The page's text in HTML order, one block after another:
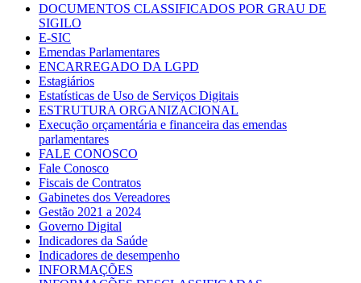
DOCUMENTOS CLASSIFICADOS POR GRAU DE
SIGILO
E-SIC
Emendas Parlamentares
ENCARREGADO DA LGPD
Estagiários
Estatísticas de Uso de Serviços Digitais
ESTRUTURA ORGANIZACIONAL
Execução orçamentária e financeira das emendas
parlamentares
FALE CONOSCO
Fale Conosco
Fiscais de Contratos
Gabinetes dos Vereadores
Gestão 2021 a 2024
Governo Digital
Indicadores da Saúde
Indicadores de desempenho
INFORMAÇÕES